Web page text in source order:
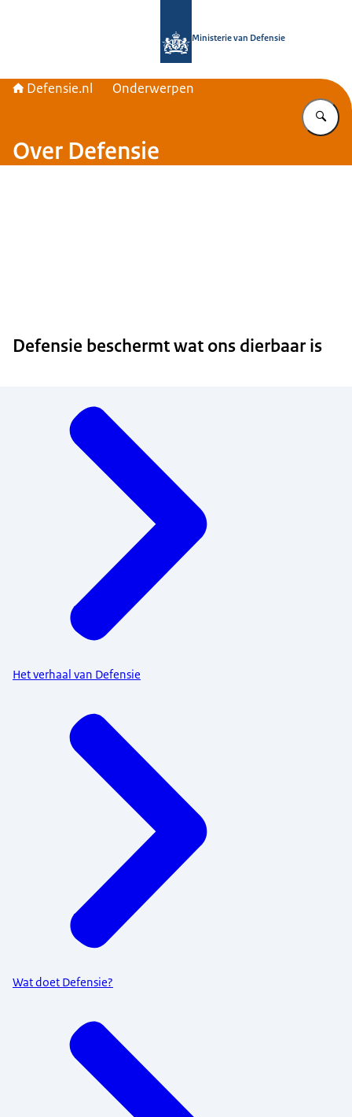
Ministerie van Defensie
Defensie.nl Onderwerpen
Over Defensie
Defensie beschermt wat ons dierbaar is
Het verhaal van Defensie
Wat doet Defensie?